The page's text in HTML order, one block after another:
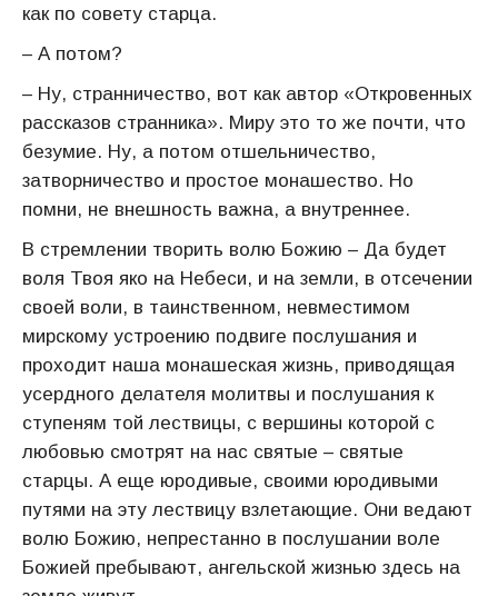
как по совету старца.
– А потом?
– Ну, странничество, вот как автор «Откровенных
рассказов странника». Миру это то же почти, что
безумие. Ну, а потом отшельничество,
затворничество и простое монашество. Но
помни, не внешность важна, а внутреннее.
В стремлении творить волю Божию – Да будет
воля Твоя яко на Небеси, и на земли, в отсечении
своей воли, в таинственном, невместимом
мирскому устроению подвиге послушания и
проходит наша монашеская жизнь, приводящая
усердного делателя молитвы и послушания к
ступеням той лествицы, с вершины которой с
любовью смотрят на нас святые – святые
старцы. А еще юродивые, своими юродивыми
путями на эту лествицу взлетающие. Они ведают
волю Божию, непрестанно в послушании воле
Божией пребывают, ангельской жизнью здесь на